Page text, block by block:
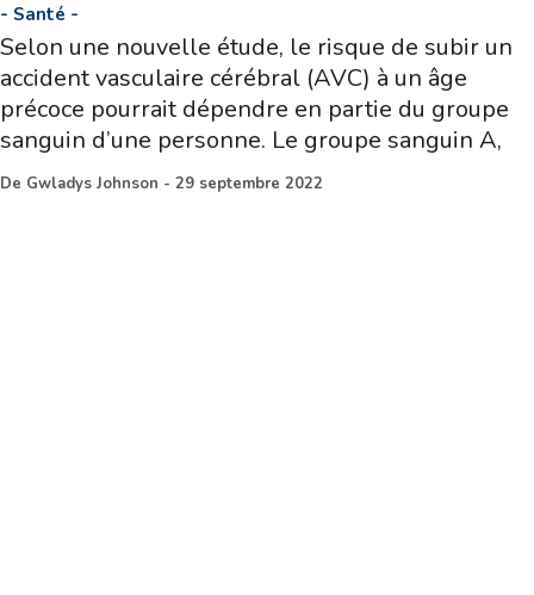
- Santé -
Selon une nouvelle étude, le risque de subir un
accident vasculaire cérébral (AVC) à un âge
précoce pourrait dépendre en partie du groupe
sanguin d’une personne. Le groupe sanguin A,
De Gwladys Johnson - 29 septembre 2022